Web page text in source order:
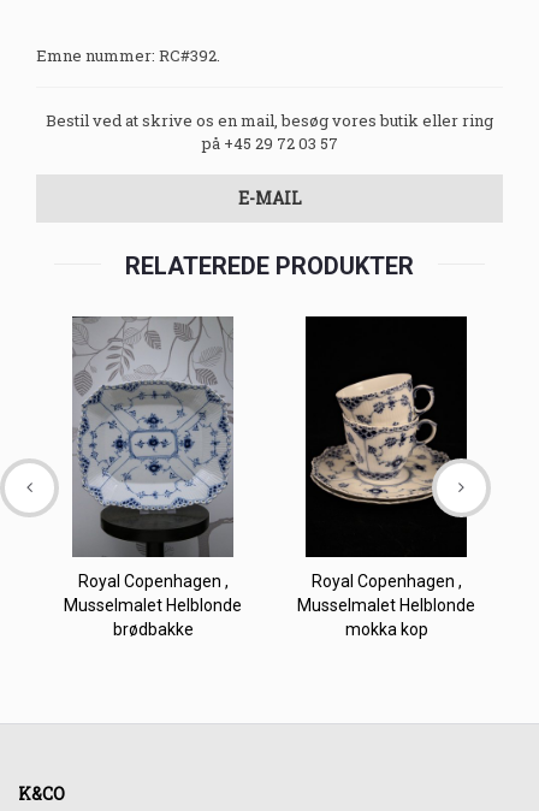
Emne nummer: RC#392.
Bestil ved at skrive os en mail, besøg vores butik eller ring
på +45 29 72 03 57
E-MAIL
RELATEREDE PRODUKTER
Royal Copenhagen ,
Musselmalet Helblonde
brødbakke
Royal Copenhagen ,
Musselmalet Helblonde
mokka kop
K&CO